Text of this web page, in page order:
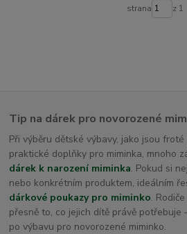
strana z 1
Tip na dárek pro novorozené
Při výběru dětské výbavy, jako jsou
praktické doplňky pro miminka, mnoho
dárek k narození miminka. Pokud si
nebo konkrétním produktem, ideálním
dárkové poukazy pro miminko.
přesně to, co jejich dítě právě potřebuje
po výbavu pro novorozené miminko.